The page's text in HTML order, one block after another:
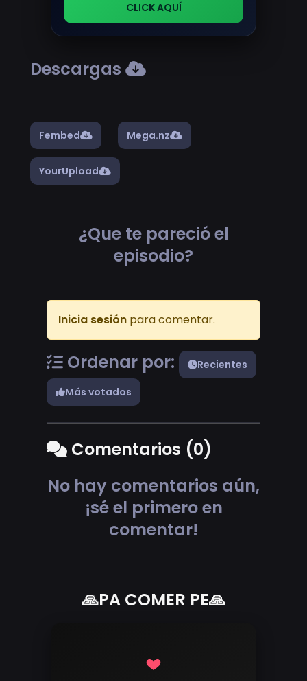
CLICK AQUÍ
Descargas
Fembed Mega.nz
YourUpload
¿Que te pareció el
episodio?
Inicia sesión para comentar.
Ordenar por:
Recientes
Más votados
Comentarios (0)
No hay comentarios aún,
¡sé el primero en
comentar!
🙏PA COMER PE🙏